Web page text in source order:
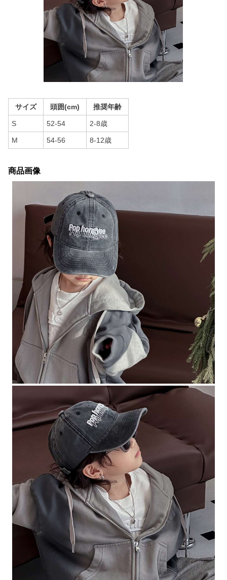
サイズ 頭囲(cm) 推奨年齢
S 52-54 2-8歳
M 54-56 8-12歳
商品画像